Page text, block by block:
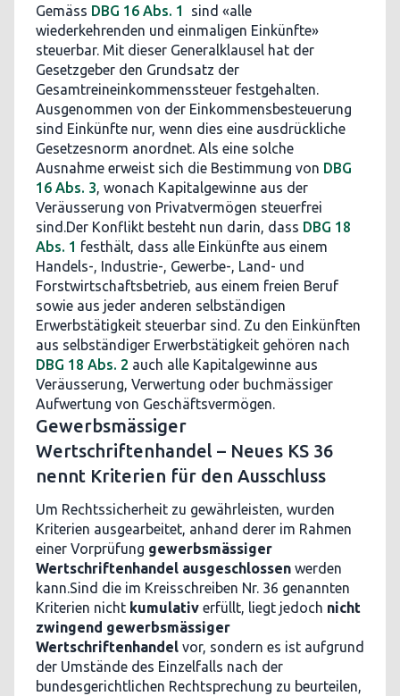
Gemäss DBG 16 Abs. 1
sind «alle
wiederkehrenden und einmaligen Einkünfte»
steuerbar. Mit dieser Generalklausel hat der
Gesetzgeber den Grundsatz der
Gesamtreineinkommenssteuer festgehalten.
Ausgenommen von der Einkommensbesteuerung
sind Einkünfte nur, wenn dies eine ausdrückliche
Gesetzesnorm anordnet. Als eine solche
Ausnahme erweist sich die Bestimmung von DBG
16 Abs. 3, wonach Kapitalgewinne aus der
Veräusserung von Privatvermögen steuerfrei
sind.Der Konflikt besteht nun darin, dass DBG 18
Abs. 1 festhält, dass alle Einkünfte aus einem
Handels-, Industrie-, Gewerbe-, Land- und
Forstwirtschaftsbetrieb, aus einem freien Beruf
sowie aus jeder anderen selbständigen
Erwerbstätigkeit steuerbar sind. Zu den Einkünften
aus selbständiger Erwerbstätigkeit gehören nach
DBG 18 Abs. 2 auch alle Kapitalgewinne aus
Veräusserung, Verwertung oder buchmässiger
Aufwertung von Geschäftsvermögen.
Gewerbsmässiger
Wertschriftenhandel – Neues KS 36
nennt Kriterien für den Ausschluss
Um Rechtssicherheit zu gewährleisten, wurden
Kriterien ausgearbeitet, anhand derer im Rahmen
einer Vorprüfung gewerbsmässiger
Wertschriftenhandel ausgeschlossen werden
kann.Sind die im Kreisschreiben Nr. 36 genannten
Kriterien nicht kumulativ erfüllt, liegt jedoch nicht
zwingend gewerbsmässiger
Wertschriftenhandel vor, sondern es ist aufgrund
der Umstände des Einzelfalls nach der
bundesgerichtlichen Rechtsprechung zu beurteilen,